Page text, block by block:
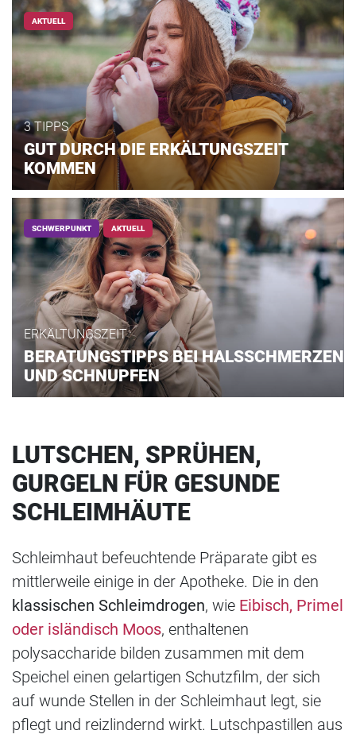
AKTUELL
3 TIPPS
GUT DURCH DIE ERKÄLTUNGSZEIT
KOMMEN
SCHWERPUNKT AKTUELL
ERKÄLTUNGSZEIT
BERATUNGSTIPPS BEI HALSSCHMERZEN
UND SCHNUPFEN
LUTSCHEN, SPRÜHEN,
GURGELN FÜR GESUNDE
SCHLEIMHÄUTE
Schleimhaut befeuchtende Präparate gibt es
mittlerweile einige in der Apotheke. Die in den
klassischen Schleimdrogen, wie Eibisch, Primel
oder isländisch Moos, enthaltenen
polysaccharide bilden zusammen mit dem
Speichel einen gelartigen Schutzfilm, der sich
auf wunde Stellen in der Schleimhaut legt, sie
pflegt und reizlindernd wirkt. Lutschpastillen aus